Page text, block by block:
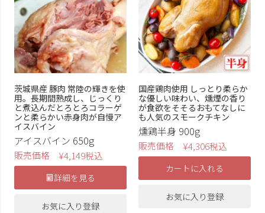
茨城県産 豚肉 常陸の輝きを使
用。長期間熟成し、じっくり
と煮込んだとろとろコラーゲ
ンと柔らかい赤身肉が自慢ア
イスバイン
アイスバイン 650g
販売価格 ¥4,149税込
詳細を見る
お気に入り登録
国産鶏肉使用 しっとり柔らか
な優しい味わい、燻煙の香り
が食欲をそそるおもてなしに
も人気のスモークチキン
燻鶏半身 900g
販売価格 ¥4,306税込
カートに入れる
お気に入り登録